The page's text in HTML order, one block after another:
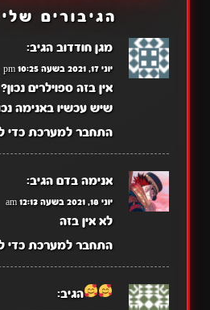
הגיבורים
מגן חודדוב הגיב:
יוני 17, 2021 בשעה 10:25 pm
אין בזה ספוילרים
שיש עכשיו באנימה
התחבר למערכת כדי
אנימה בדם הגיב:
יוני 18, 2021 בשעה 12:13 am
לא אין בזה
התחבר למערכת כדי
הגיב: